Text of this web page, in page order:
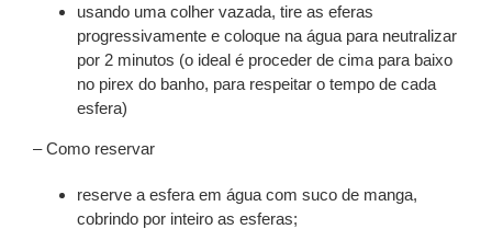
usando uma colher vazada, tire as eferas
progressivamente e coloque na água para neutralizar
por 2 minutos (o ideal é proceder de cima para baixo
no pirex do banho, para respeitar o tempo de cada
esfera)
– Como reservar
reserve a esfera em água com suco de manga,
cobrindo por inteiro as esferas;